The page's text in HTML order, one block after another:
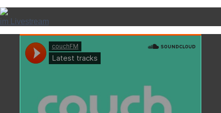
im Livestream